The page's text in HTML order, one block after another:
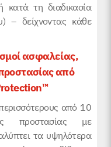
κατά τη διαδικασία
– δείχνοντας κάθε
ασφαλείας,
από
™
από 10
προστασίας με
τα υψηλότερα